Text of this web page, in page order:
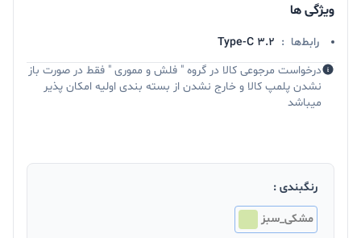
ویژگی ها
رابط‌ها :
3.2 Type-C
درخواست مرجوعی کالا در گروه " فلش و مموری " فقط در صورت باز
نشدن پلمپ کالا و خارج نشدن از بسته بندی اولیه امکان پذیر
میباشد
رنگبندی :
مشکی_سبز